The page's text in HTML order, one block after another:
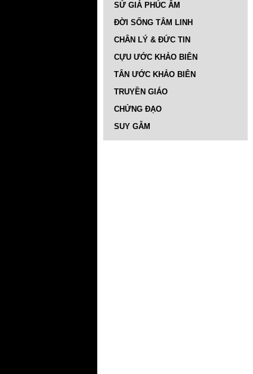
SỨ GIẢ PHÚC ÂM
ĐỜI SỐNG TÂM LINH
CHÂN LÝ & ĐỨC TIN
CỰU ƯỚC KHẢO BIÊN
TÂN ƯỚC KHẢO BIÊN
TRUYỀN GIÁO
CHỨNG ĐẠO
SUY GẪM